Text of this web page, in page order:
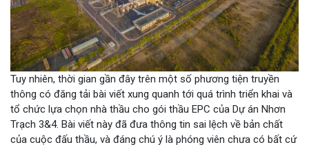
Tuy nhiên, thời gian gần đây trên một số phương tiện truyền
thông có đăng tải bài viết xung quanh tới quá trình triển khai và
tổ chức lựa chọn nhà thầu cho gói thầu EPC của Dự án Nhơn
Trạch 3&4. Bài viết này đã đưa thông tin sai lệch về bản chất
của cuộc đấu thầu, và đáng chú ý là phóng viên chưa có bất cứ